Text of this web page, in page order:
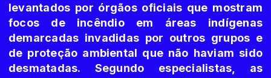
levantados por órgãos oficiais que mostram
focos de incêndio em áreas indígenas
demarcadas invadidas por outros grupos e
de proteção ambiental que não haviam sido
desmatadas. Segundo especialistas, as